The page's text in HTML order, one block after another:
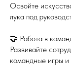
Освойте
лука под
🤝 Работа в
Развивайте
командные игры и